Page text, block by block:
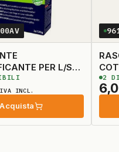
PER L/S
IVA INCL.
Acquista
2